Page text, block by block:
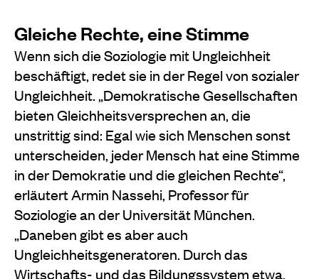
Gleiche Rechte, eine Stimme
Wenn sich die Soziologie mit Ungleichheit
beschäftigt, redet sie in der Regel von sozialer
Ungleichheit. „Demokratische Gesellschaften
bieten Gleichheitsversprechen an, die
unstrittig sind: Egal wie sich Menschen sonst
unterscheiden, jeder Mensch hat eine Stimme
in der Demokratie und die gleichen Rechte“,
erläutert Armin Nassehi, Professor für
Soziologie an der Universität München.
„Daneben gibt es aber auch
Ungleichheitsgeneratoren. Durch das
Wirtschafts- und das Bildungssystem etwa,